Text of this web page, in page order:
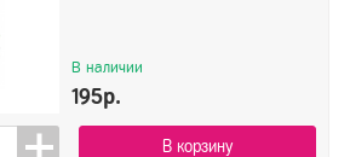
В наличии
195р.
В корзину